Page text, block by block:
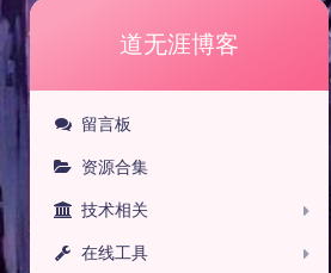
道无涯博客
留言板
资源合集
技术相关
在线工具